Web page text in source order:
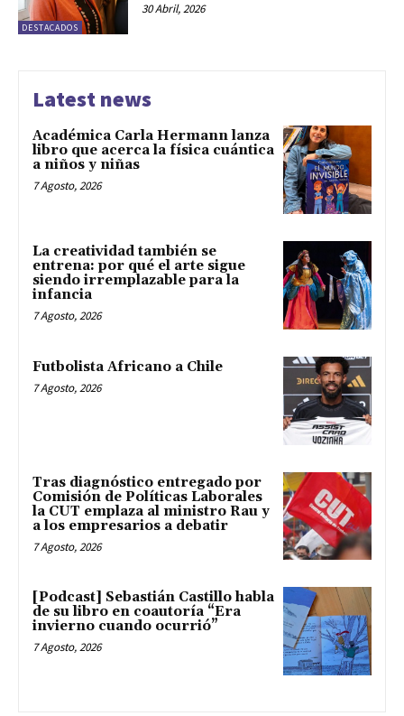
DESTACADOS
30 Abril, 2026
Latest news
Académica Carla Hermann lanza
libro que acerca la física cuántica
a niños y niñas
7 Agosto, 2026
La creatividad también se
entrena: por qué el arte sigue
siendo irremplazable para la
infancia
7 Agosto, 2026
Futbolista Africano a Chile
7 Agosto, 2026
Tras diagnóstico entregado por
Comisión de Políticas Laborales
la CUT emplaza al ministro Rau y
a los empresarios a debatir
7 Agosto, 2026
[Podcast] Sebastián Castillo habla
de su libro en coautoría “Era
invierno cuando ocurrió”
7 Agosto, 2026